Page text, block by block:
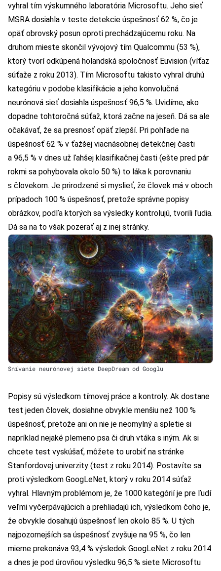
vyhral tím výskumného laboratória Microsoftu. Jeho sieť
MSRA dosiahla v teste detekcie úspešnosť 62 %, čo je
opäť obrovský posun oproti prechádzajúcemu roku. Na
druhom mieste skončil vývojový tím Qualcommu (53 %),
ktorý tvorí odkúpená holandská spoločnosť Euvision (víťaz
súťaže z roku 2013). Tím Microsoftu takisto vyhral druhú
kategóriu v podobe klasifikácie a jeho konvolučná
neurónová sieť dosiahla úspešnosť 96,5 %. Uvidíme, ako
dopadne tohtoročná súťaž, ktorá začne na jeseň. Dá sa ale
očakávať, že sa presnosť opäť zlepší. Pri pohľade na
úspešnosť 62 % v ťažšej viacnásobnej detekčnej časti
a 96,5 % v dnes už ľahšej klasifikačnej časti (ešte pred pár
rokmi sa pohybovala okolo 50 %) to láka k porovnaniu
s človekom. Je prirodzené si myslieť, že človek má v oboch
prípadoch 100 % úspešnosť, pretože správne popisy
obrázkov, podľa ktorých sa výsledky kontrolujú, tvorili ľudia.
Dá sa na to však pozerať aj z inej stránky.
Snívanie neurónovej siete DeepDream od Googlu
Popisy sú výsledkom tímovej práce a kontroly. Ak dostane
test jeden človek, dosiahne obvykle menšiu než 100 %
úspešnosť, pretože ani on nie je neomylný a spletie si
napríklad nejaké plemeno psa či druh vtáka s iným. Ak si
chcete test vyskúšať, môžete to urobiť na stránke
Stanfordovej univerzity (test z roku 2014). Postavíte sa
proti výsledkom GoogLeNet, ktorý v roku 2014 súťaž
vyhral. Hlavným problémom je, že 1000 kategórií je pre ľudí
veľmi vyčerpávajúcich a prehliadajú ich, výsledkom čoho je,
že obvykle dosahujú úspešnosť len okolo 85 %. U tých
najpozornejších sa úspešnosť zvyšuje na 95 %, čo len
mierne prekonáva 93,4 % výsledok GoogLeNet z roku 2014
a dnes je pod úrovňou výsledku 96,5 % siete Microsoftu